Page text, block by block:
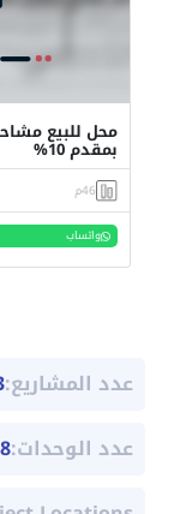
بمقدم 10%
46م
واتساب
عدد المشاريع:
عدد الوحدات:8